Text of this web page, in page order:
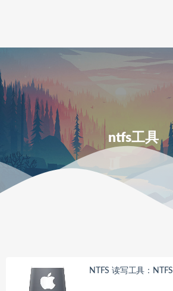
ntfs工具
NTFS 读写工具：